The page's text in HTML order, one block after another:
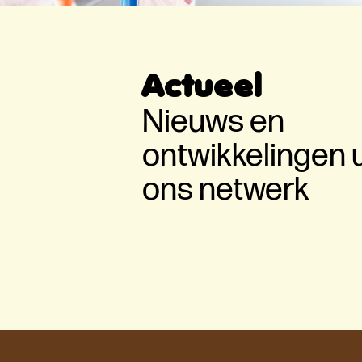
Actueel
Nieuws en
ontwikkelingen
ons netwerk
Nieuws
Kaartverkoop
2026 gestart
3 juni 2026